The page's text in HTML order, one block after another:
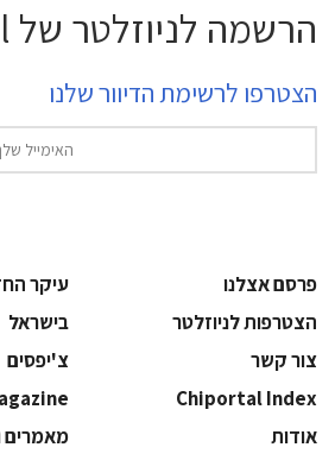
הרשמה לניוזלטר של ChiPortal
הצטרפו לרשימת הדיוור שלנו
פרסם אצלנו
עיקר
הצטרפות לניוזלטר
בישראל
צור קשר
צ'יפסים
Chiportal Index
אודות
מאמרים